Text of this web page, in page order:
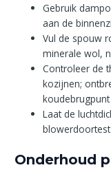
Gebruik
aan de
Vul de spouw
minerale wol,
Controleer de
kozijnen;
koudebrugpunt
Laat de
blowerdoortest
Onderhoud